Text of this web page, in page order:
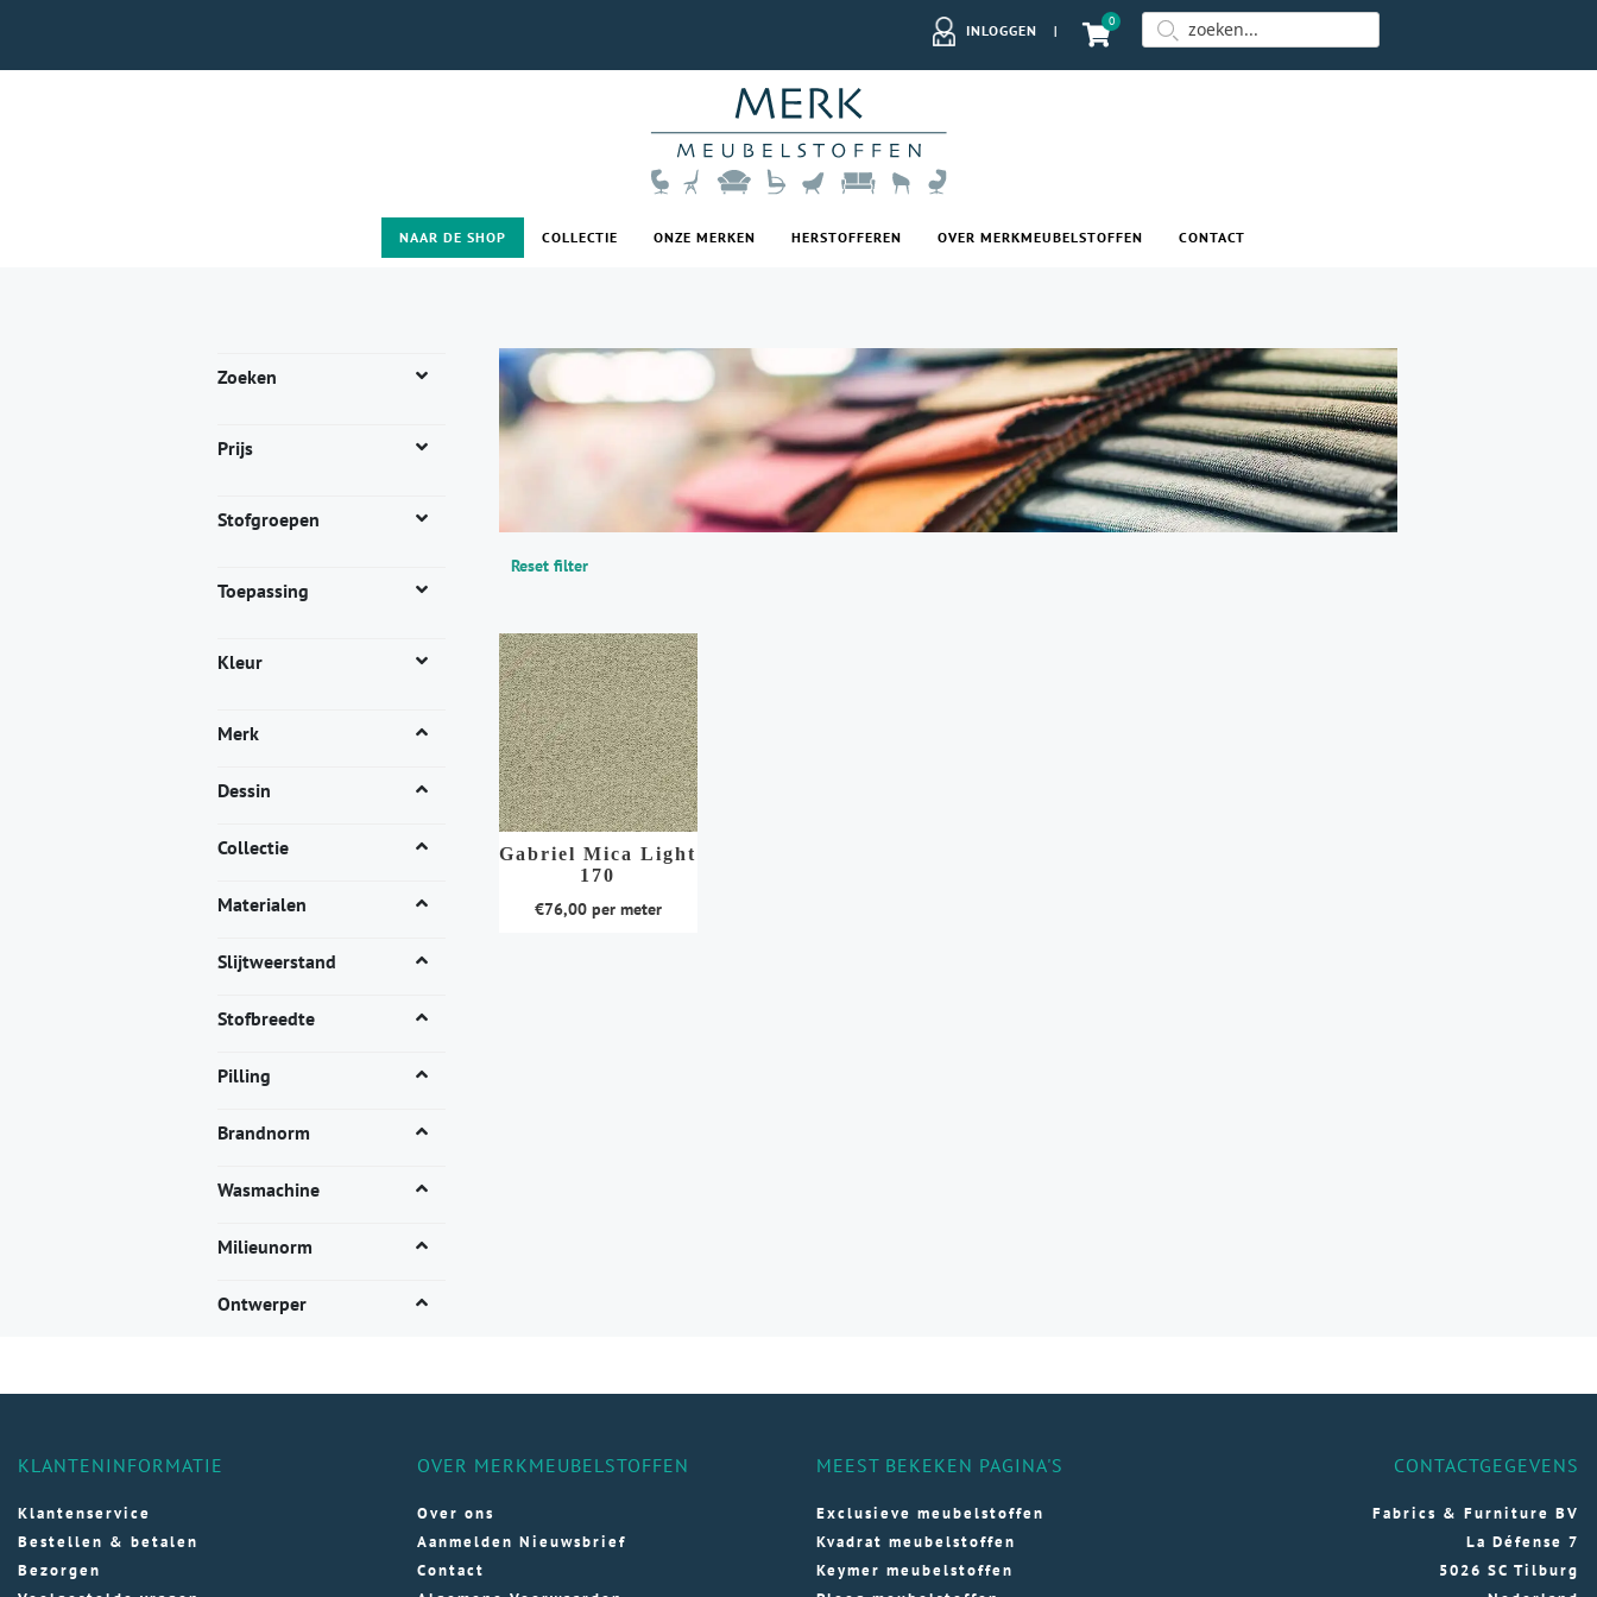
INLOGGEN |
0
NAAR DE SHOP COLLECTIE ONZE MERKEN HERSTOFFEREN OVER MERKMEUBELSTOFFEN CONTACT
Zoeken
Prijs
Stofgroepen
Toepassing
Kleur
Merk
Dessin
Collectie
Materialen
Slijtweerstand
Stofbreedte
Pilling
Brandnorm
Wasmachine
Milieunorm
Ontwerper
Reset filter
Gabriel Mica Light
170
€76,00per meter
KLANTENINFORMATIE
Klantenservice
Bestellen & betalen
Bezorgen
OVER MERKMEUBELSTOFFEN
Over ons
Aanmelden Nieuwsbrief
Contact
MEEST BEKEKEN PAGINA'S
Exclusieve meubelstoffen
Kvadrat meubelstoffen
Keymer meubelstoffen
CONTACTGEGEVENS
Fabrics & Furniture BV
La Défense 7
5026 SC Tilburg